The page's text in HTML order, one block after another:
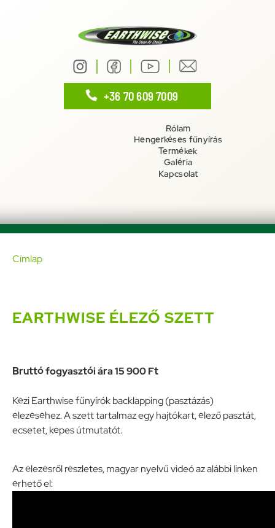
+36 70 609 7009
Rólam
Hengerkéses fűnyírás
Termékek
Galéria
Kapcsolat
Címlap
EARTHWISE ÉLEZŐ SZETT
Bruttó fogyasztói ára 15 900 Ft
Kézi Earthwise fűnyírók backlapping (pasztázás)
élezéséhez. A szett tartalmaz egy hajtókart, élező pasztát,
ecsetet, képes útmutatót.
Az élezésről részletes, magyar nyelvű videó az alábbi linken
érhető el: